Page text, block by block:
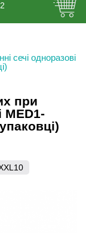
сечі одноразові
при
MED1-